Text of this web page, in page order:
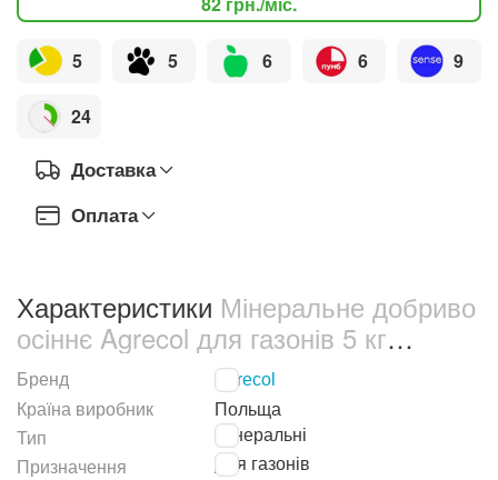
5 5 6 6 9
24
Доставка
Оплата
Характеристики Мінеральне добриво
осіннє Agrecol для газонів 5 кг
(30238)
Бренд Agrecol
Країна виробник
Польща
Тип
Мінеральні
Призначення
Для газонів